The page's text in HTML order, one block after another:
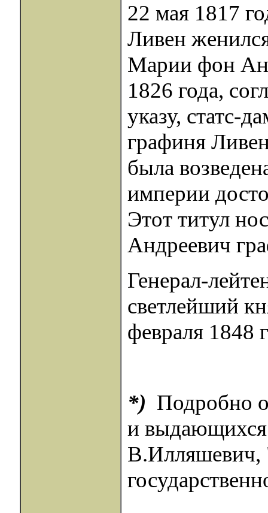
22 мая 1817
Ливен
Марии фон
1826 года,
указу, статс-
графиня
была
империи
Этот титул
Андреевич
Генерал-
светлейший
февраля 1848
*) Подробно
и выдающихся
В.Илляшевич,